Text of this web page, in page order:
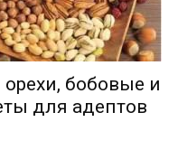
бобовые и
для адептов